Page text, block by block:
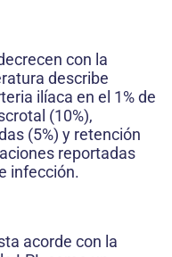
con la
describe
ilíaca en el 1% de
(10%),
(5%) y retención
reportadas
infección.
acorde con la